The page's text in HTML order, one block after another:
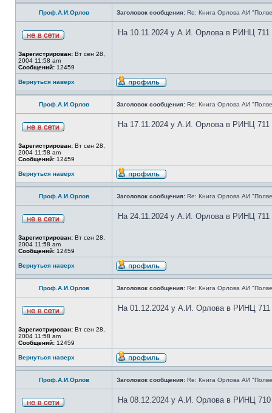
Проф.А.И.Орлов Заголовок сообщения: Re: Книга Орлова АИ
Зарегистрирован: Вт сен 28,
2004 11:58 am
Сообщений: 12459
На 10.11.2024 у А.И. Орлова в РИНЦ 711
Вернуться наверх
Проф.А.И.Орлов Заголовок сообщения: Re: Книга Орлова АИ
Зарегистрирован: Вт сен 28,
2004 11:58 am
Сообщений: 12459
На 17.11.2024 у А.И. Орлова в РИНЦ 711
Вернуться наверх
Проф.А.И.Орлов Заголовок сообщения: Re: Книга Орлова АИ
Зарегистрирован: Вт сен 28,
2004 11:58 am
Сообщений: 12459
На 24.11.2024 у А.И. Орлова в РИНЦ 711
Вернуться наверх
Проф.А.И.Орлов Заголовок сообщения: Re: Книга Орлова АИ
Зарегистрирован: Вт сен 28,
2004 11:58 am
Сообщений: 12459
На 01.12.2024 у А.И. Орлова в РИНЦ 711
Вернуться наверх
Проф.А.И.Орлов Заголовок сообщения: Re: Книга Орлова АИ
На 08.12.2024 у А.И. Орлова в РИНЦ 710